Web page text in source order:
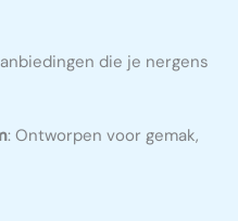
die je nergens
: Ontworpen voor gemak,